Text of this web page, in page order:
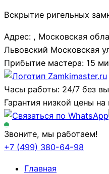
Вскрытие ригельных
Адрес: , Московская
Львовский Московская
Прибытие мастера: 15
Часы работы: 24/7 без
Гарантия низкой цены на
Звоните, мы работаем!
+7 (499) 380-64-98
Главная